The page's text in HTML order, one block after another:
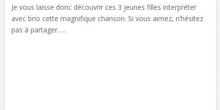
Je vous laisse donc découvrir ces 3 jeunes filles interpréter
avec brio cette magnifique chanson. Si vous aimez, n’hésitez
pas à partager…..